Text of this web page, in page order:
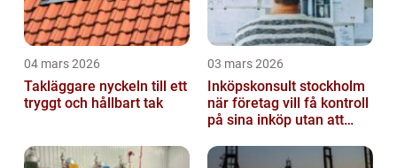
04 mars 2026
Takläggare nyckeln till ett
tryggt och hållbart tak
03 mars 2026
Inköpskonsult stockholm
när företag vill få kontroll
på sina inköp utan att